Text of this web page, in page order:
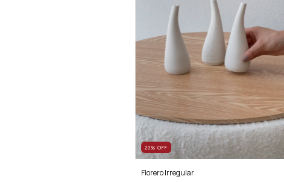
20% OFF
Florero Irregular